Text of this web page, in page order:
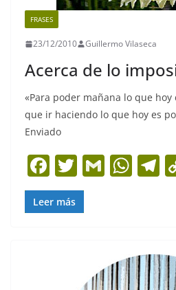
FRASES
23/12/2010 Guillermo Vilaseca
Acerca de lo
«Para poder mañana lo que
que ir haciendo lo que hoy es
Enviado
F
a
c
T
w
itt
G W
A
p
T
a
Leer más